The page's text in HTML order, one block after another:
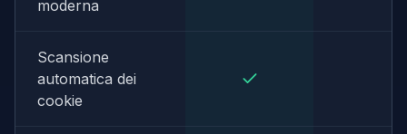
moderna
Scansione
automatica dei
cookie